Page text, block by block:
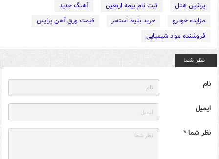
پرشین هتل
ثبت نام بیمه اربعین
آهنگ جدید
مزایده خودرو
خرید بلیط استخر
قیمت ورق آهن پرایس
فروشنده مواد شیمیایی
نظر شما
نام
ایمیل
نظر شما *